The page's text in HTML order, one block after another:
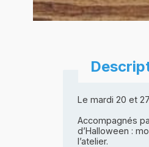
Le mardi 20 et
Accompagnés
d’Halloween :
l’atelier.